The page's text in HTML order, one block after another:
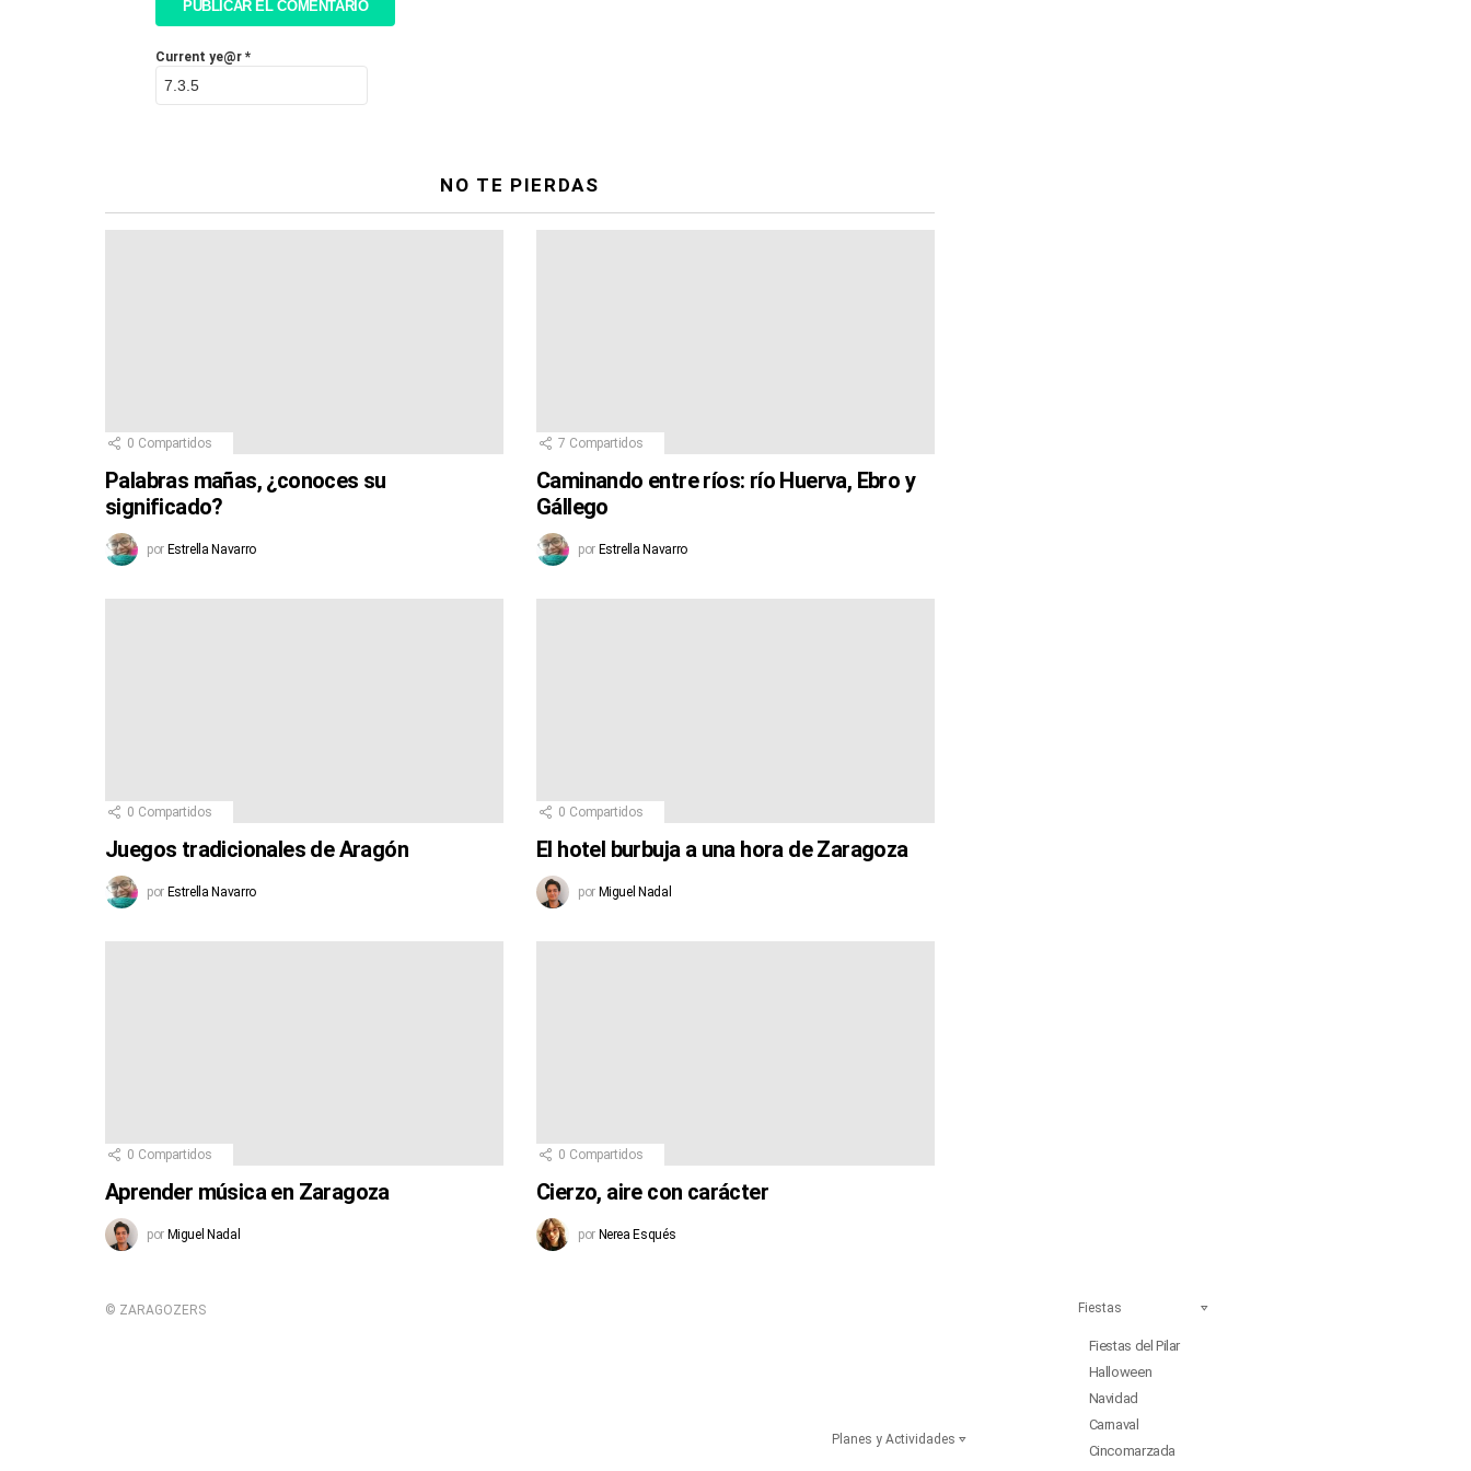
Current ye@r *
NO TE PIERDAS
0 Compartidos
Palabras mañas, ¿conoces su
significado?
por Estrella Navarro
7 Compartidos
Caminando entre ríos: río Huerva, Ebro y
Gállego
por Estrella Navarro
0 Compartidos
Juegos tradicionales de Aragón
por Estrella Navarro
0 Compartidos
El hotel burbuja a una hora de Zaragoza
por Miguel Nadal
0 Compartidos
Aprender música en Zaragoza
por Miguel Nadal
0 Compartidos
Cierzo, aire con carácter
por Nerea Esqués
© ZARAGOZERS
Planes y Actividades
Fiestas
Fiestas del Pilar
Halloween
Navidad
Carnaval
Cincomarzada